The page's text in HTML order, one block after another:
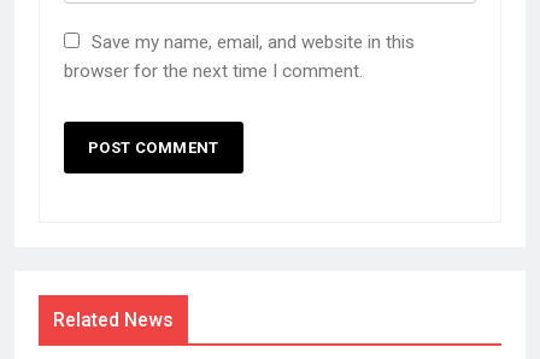
Save my name, email, and website in this
browser for the next time I comment.
Related News